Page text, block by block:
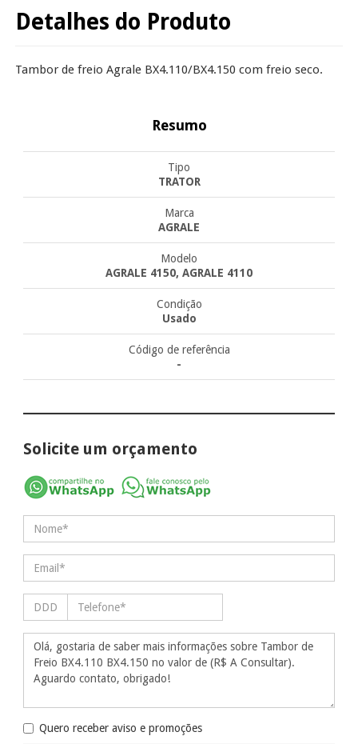
Detalhes do Produto
Tambor de freio Agrale BX4.110/BX4.150 com freio seco.
Resumo
Tipo
TRATOR
Marca
AGRALE
Modelo
AGRALE 4150, AGRALE 4110
Condição
Usado
Código de referência
-
Solicite um orçamento
Quero receber aviso e promoções